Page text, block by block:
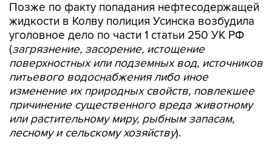
Позже по факту попадания нефтесодержащей
жидкости в Колву полиция Усинска возбудила
уголовное дело по части 1 статьи 250 УК РФ
(загрязнение, засорение, истощение
поверхностных или подземных вод, источников
питьевого водоснабжения либо иное
изменение их природных свойств, повлекшее
причинение существенного вреда животному
или растительному миру, рыбным запасам,
лесному и сельскому хозяйству).